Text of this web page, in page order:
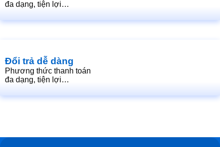
đa dạng, tiện lợi…
Đổi trả dễ dàng
Phương thức thanh toán
đa dạng, tiện lợi…